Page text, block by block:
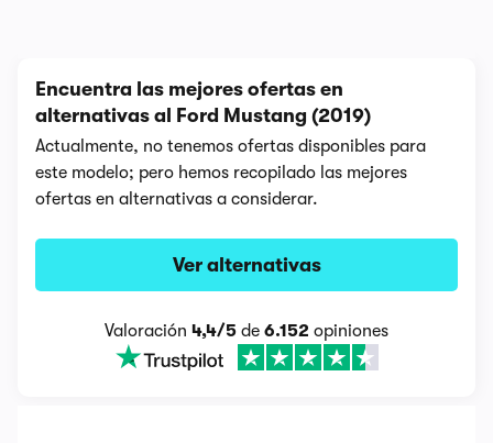
Encuentra las mejores ofertas en
alternativas al Ford Mustang (2019)
Actualmente, no tenemos ofertas disponibles para
este modelo; pero hemos recopilado las mejores
ofertas en alternativas a considerar.
Ver alternativas
Valoración 4,4/5 de 6.152 opiniones